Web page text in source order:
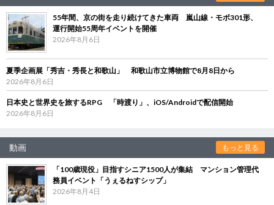
55年間、京の街を走り続けてきた車両 嵐山線・モボ301形、
運行開始55周年イベントを開催
2026年8月6日
夏季企画展「秀吉・秀長と和歌山」 和歌山市立博物館で8月8日から
2026年8月6日
日本史と世界史を旅するRPG 「時渡り」、iOS/Androidで配信開始
2026年8月6日
動画 もっと見る
「100歳現役」目指すシニア1500人が集結 マンション管理代
務員イベント「うぇるねすシップ」
2026年8月4日